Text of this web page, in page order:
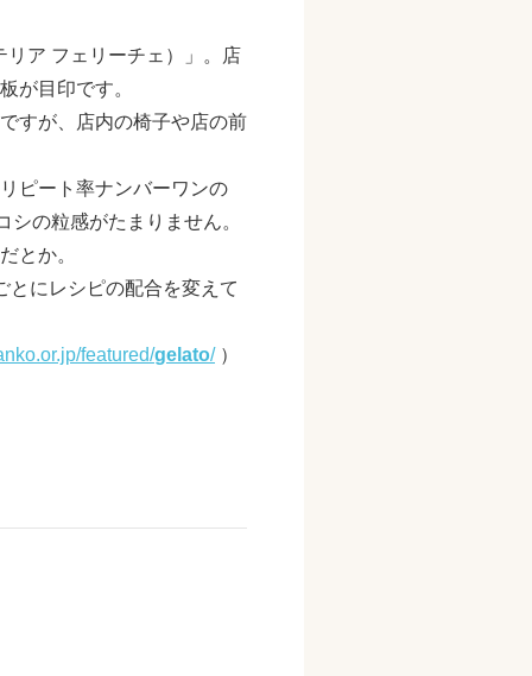
ア フェリーチェ）」。店
が目印です。
すが、店内の椅子や店の前
ピート率ナンバーワンの
の粒感がたまりません。
とか。
とにレシピの配合を変えて
featured/gelato/ ‎）